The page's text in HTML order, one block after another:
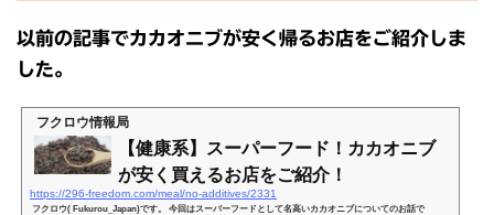
以前の記事でカカオニブが安く帰るお店をご紹介しま
した。
フクロウ情報局
【健康系】スーパーフード！カカオニブ
が安く買えるお店をご紹介！
https://296-freedom.com/meal/no-additives/2331
フクロウ( Fukurou_Japan)です。 今回はスーパーフードとして名高いカカオニブについてのお話で